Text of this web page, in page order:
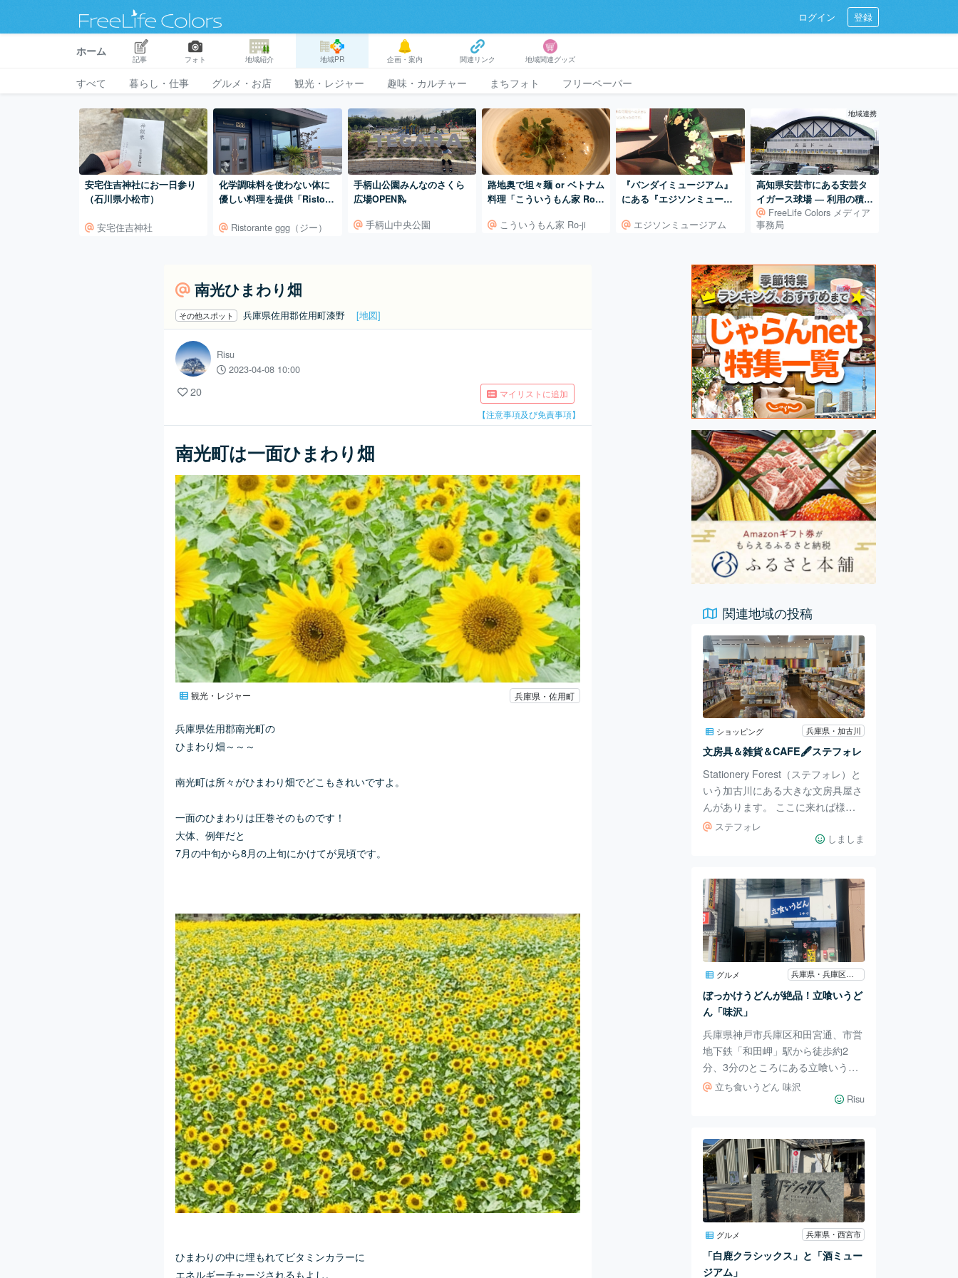
ログイン 登録
ホーム
記事 フォト 地域紹介 地域PR 企画・案内 関連リンク 地域関連グッズ
すべて 暮らし・仕事 グルメ・お店 観光・レジャー 趣味・カルチャー まちフォト フリーペーパー
安宅住吉神社にお一日参り
（石川県小松市）
安宅住吉神社
化学調味料を使わない体に
優しい料理を提供「Ristora
岩国市由宇町神東）
Ristorante ggg（ジー）
手柄山公園みんなのさくら
広場OPEN🛝
手柄山中央公園
路地奥で坦々麺 or ベトナム
料理「こういうもん家 Ro-j
こういうもん家 Ro-ji
『バンダイミュージアム』
にある『エジソンミュージ
もちゃのまち（地名です）
エジソンミュージアム
地域連携
高知県安芸市にある安芸タ
イガース球場 ― 利用の積み
重ねで支えられる地域の球
場
FreeLife Colors メディア
事務局
南光ひまわり畑
その他スポット 兵庫県佐用郡佐用町漆野 [地図]
Risu
2023-04-08 10:00
20
マイリストに追加
【注意事項及び免責事項】
南光町は一面ひまわり畑
観光・レジャー 兵庫県・佐用町
兵庫県佐用郡南光町の
ひまわり畑～～～
南光町は所々がひまわり畑でどこもきれいですよ。
一面のひまわりは圧巻そのものです！
大体、例年だと
7月の中旬から8月の上旬にかけてが見頃です。
ひまわりの中に埋もれてビタミンカラーに
エネルギーチャージされるもよし。
関連地域の投稿
ショッピング 兵庫県・加古川
文房具＆雑貨＆CAFE🖋ステフォレ
Stationery Forest（ステフォレ）と
いう加古川にある大きな文房具屋さ
んがあります。 ここに来れば様々
な文房具はもちろん、かわいい雑
貨、カフェまで併設されていて見て
コの朱肉を探しにきたのですが、そ
れだけでもたっくさん種類があって
驚きました！ 和色カラーの朱肉や
金銀の朱肉もありました🌟 お目当
ての文房具を探すのも良いですが、
友人へのちょっとしたプレゼントに
も良さそうなものがあって、通いた
くなってしまいます😊 併設された
カフ
ステフォレ
しましま
グルメ 兵庫県・兵庫区和田岬
ぼっかけうどんが絶品！立喰いうど
ん「味沢」
兵庫県神戸市兵庫区和田宮通、市営
地下鉄「和田岬」駅から徒歩約2
分、3分のところにある立喰いうど
ん「味沢」さんに行ってきました。
定休日無休で、朝の5：30からオー
大人気で賑わっていましたよ。 一
番人気で名物の「ぼっかけうどん」
450円。牛すじがたっぷり入ってい
て、出汁に溶け込んでいておいし
い！出汁は少し甘めで全部汁まで飲
み干したくなるおいしさです。 か
けうどんはなんと、260円という安
さ！かけうどんと唐揚げやおにぎり
立ち食いうどん 味沢
Risu
グルメ 兵庫県・西宮市
「白鹿クラシックス」と「酒ミュー
ジアム」